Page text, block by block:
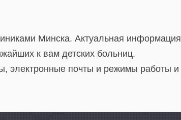
Минска. Актуальная информация
к вам детских больниц.
электронные почты и режимы работы и